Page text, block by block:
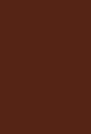
Buiding
Viking Press.
automotriz